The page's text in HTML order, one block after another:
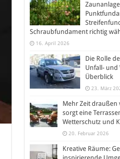
Schraubfundament richtig
16. April 2026
Die Rolle
Unfall- und
Überblick
23. März
Mehr Zeit draußen
sorgt eine
Wetterschutz und
20. Februar 2026
Kreative Räume: